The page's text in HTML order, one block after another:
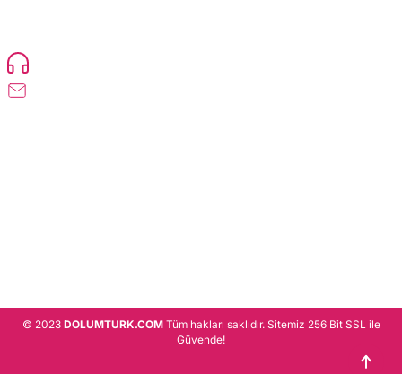
© 2023 DOLUMTURK.COMTüm hakları saklıdır. Sitemiz 256 Bit SSL ile
Güvende!